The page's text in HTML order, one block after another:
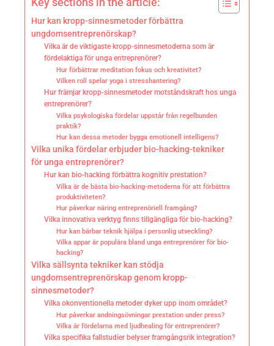
Hur kan kropp-sinnesmetoder förbättra
ungdomsentreprenörskap?
Vilka är de viktigaste kropp-sinnesmetoderna som är
fördelaktiga för unga entreprenörer?
Hur förbättrar meditation fokus och kreativitet?
Vilken roll spelar yoga i stresshantering?
Hur främjar kropp-sinnesmetoder motståndskraft hos unga
entreprenörer?
Vilka psykologiska fördelar uppstår från regelbunden
praktik?
Hur kan dessa metoder bygga emotionell intelligens?
Vilka unika fördelar erbjuder bio-hacking-tekniker
för unga entreprenörer?
Hur kan bio-hacking förbättra kognitiv prestation?
Vilka är de bästa bio-hacking-metoderna för att förbättra
produktiviteten?
Hur påverkar näring entreprenöriell framgång?
Vilka innovativa verktyg finns tillgängliga för bio-hacking?
Hur kan bärbar teknik hjälpa i personlig utveckling?
Vilka appar är populära bland unga entreprenörer för bio-
hacking?
Vilka sällsynta tekniker kan stödja
ungdomsentreprenörskap genom kropp-
sinnesmetoder?
Vilka okonventionella metoder dyker upp inom området?
Hur påverkar andningsövningar prestation under press?
Vilka är fördelarna med ljudhealing för entreprenörer?
Vilka specifika fallstudier belyser framgångsrik integration?